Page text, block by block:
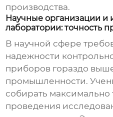
производства.
Научные организации и
лаборатории: точность
В научной сфере
надежности
приборов гораздо
промышленности.
собирать
проведения